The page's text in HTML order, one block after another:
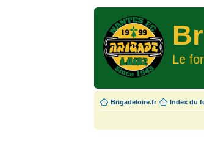
Le
Brigadeloire.fr Index du